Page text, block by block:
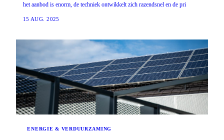
het aanbod is enorm, de techniek ontwikkelt zich razendsnel en de pri
15 AUG. 2025
ENERGIE & VERDUURZAMING